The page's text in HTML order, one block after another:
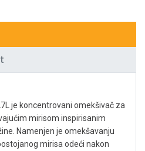
je koncentrovani omekšivač za
mirisom inspirisanim
Namenjen je omekšavanju
mirisa odeći nakon